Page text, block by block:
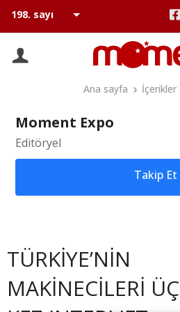
Ana sayfa İçerikler
Moment Expo
Editöryel
Takip Et
TÜRKİYE’NİN
MAKİNECİLERİ